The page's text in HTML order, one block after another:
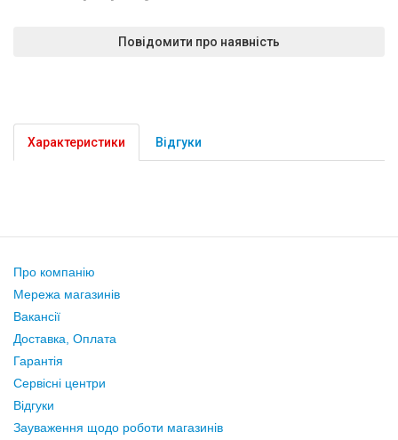
Повідомити про наявність
Характеристики Відгуки
Про компанію
Мережа магазинів
Вакансії
Доставка, Оплата
Гарантія
Сервісні центри
Відгуки
Зауваження щодо роботи магазинів